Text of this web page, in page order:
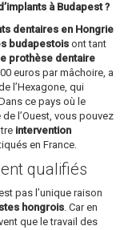
à Budapest ?
dentaires en Hongrie
budapestois ont tant
prothèse dentaire
euros par mâchoire, a
l’Hexagone, qui
ce pays où le
l’Ouest, vous pouvez
intervention
en France.
qualifiés
pas l’unique raison
hongrois. Car en
que le travail des